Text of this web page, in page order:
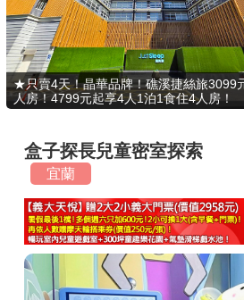
好康優惠
最新消息
最新留言
商家合作
推薦景點
★只賣4天！晶華品牌！礁溪捷絲旅3099
人房！4799元起享4人1泊1食住4人房！
盒子探長兒童密室探索
宜蘭